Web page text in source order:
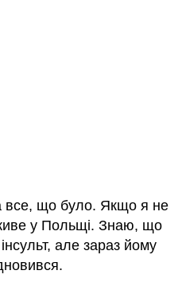
все, що було. Якщо я не
у Польщі. Знаю, що
але зараз йому